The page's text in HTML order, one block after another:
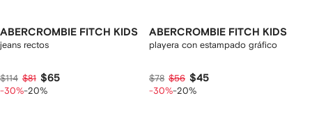
ABERCROMBIE FITCH KIDS
jeans rectos
$114 $81 $65
-30%-20%
ABERCROMBIE FITCH KIDS
playera con estampado gráfico
$78 $56 $45
-30%-20%